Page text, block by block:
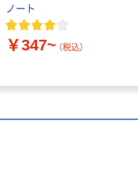
ノート
￥347~ （税込）